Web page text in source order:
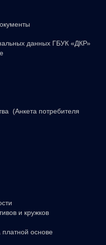
данных ГБУК «ДКР»
(Анкета потребителя
и кружков
основе